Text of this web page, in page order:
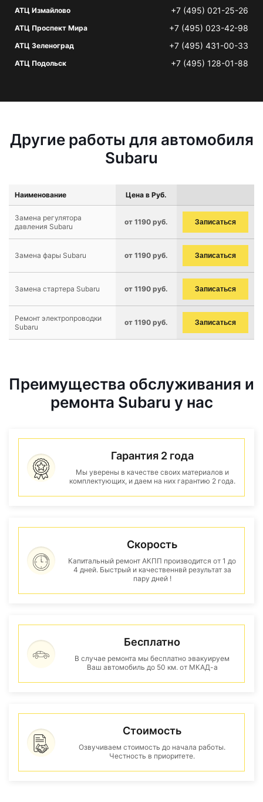
АТЦ Измайлово +7 (495) 021-25-26
АТЦ Проспект Мира +7 (495) 023-42-98
АТЦ Зеленоград +7 (495) 431-00-33
АТЦ Подольск +7 (495) 128-01-88
Другие работы для автомобиля
Subaru
Наименование Цена в Руб.
Замена регулятора
давления Subaru
от 1190 руб. Записаться
Замена фары Subaru от 1190 руб. Записаться
Замена стартера Subaru от 1190 руб. Записаться
Ремонт электропроводки
Subaru
от 1190 руб. Записаться
Преимущества обслуживания и
ремонта Subaru у нас
Гарантия 2 года
Мы уверены в качестве своих материалов и
комплектующих, и даем на них гарантию 2 года.
Скорость
Капитальный ремонт АКПП производится от 1 до
4 дней. Быстрый и качественнвй результат за
пару дней !
Бесплатно
В случае ремонта мы бесплатно эвакуируем
Ваш автомобиль до 50 км. от МКАД-а
Стоимость
Озвучиваем стоимость до начала работы.
Честность в приоритете.